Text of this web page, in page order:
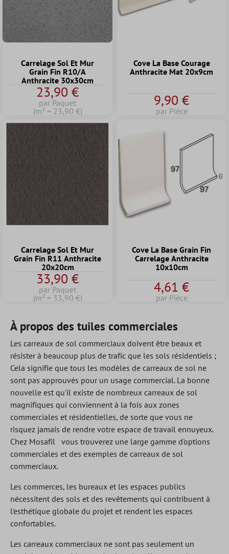
Carrelage Sol Et Mur
Grain Fin R10/A
Anthracite 30x30cm
23,90 €
par Paquet
(m² = 23,90 €)
Cove La Base Courage
Anthracite Mat 20x9cm
9,90 €
par Pièce
Carrelage Sol Et Mur
Grain Fin R11 Anthracite
20x20cm
33,90 €
par Paquet
(m² = 33,90 €)
Cove La Base Grain Fin
Carrelage Anthracite
10x10cm
4,61 €
par Pièce
À propos des tuiles commerciales
Les carreaux de sol commerciaux doivent être beaux et
résister à beaucoup plus de trafic que les sols résidentiels ;
Cela signifie que tous les modèles de carreaux de sol ne
sont pas approuvés pour un usage commercial. La bonne
nouvelle est qu'il existe de nombreux carreaux de sol
magnifiques qui conviennent à la fois aux zones
commerciales et résidentielles, de sorte que vous ne
risquez jamais de rendre votre espace de travail ennuyeux.
Chez Mosafil vous trouverez une large gamme d'options
commerciales et des exemples de carreaux de sol
commerciaux.
Les commerces, les bureaux et les espaces publics
nécessitent des sols et des revêtements qui contribuent à
l'esthétique globale du projet et rendent les espaces
confortables.
Les carreaux commerciaux ne sont pas seulement un